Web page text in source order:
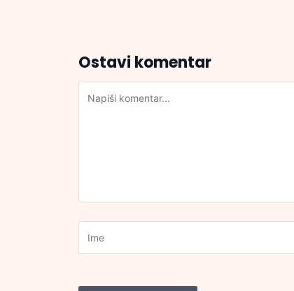
Ostavi komentar